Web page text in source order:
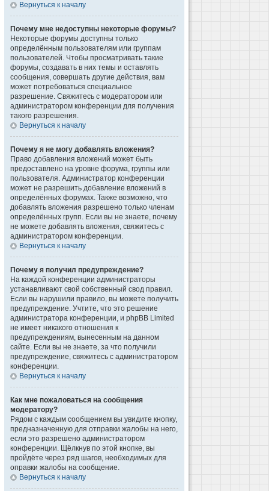
Вернуться к началу
Почему мне недоступны некоторые форумы?
Некоторые форумы доступны только
определённым пользователям или группам
пользователей. Чтобы просматривать такие
форумы, создавать в них темы и оставлять
сообщения, совершать другие действия, вам
может потребоваться специальное
разрешение. Свяжитесь с модератором или
администратором конференции для получения
такого разрешения.
Вернуться к началу
Почему я не могу добавлять вложения?
Право добавления вложений может быть
предоставлено на уровне форума, группы или
пользователя. Администратор конференции
может не разрешить добавление вложений в
определённых форумах. Также возможно, что
добавлять вложения разрешено только членам
определённых групп. Если вы не знаете, почему
не можете добавлять вложения, свяжитесь с
администратором конференции.
Вернуться к началу
Почему я получил предупреждение?
На каждой конференции администраторы
устанавливают свой собственный свод правил.
Если вы нарушили правило, вы можете получить
предупреждение. Учтите, что это решение
администратора конференции, и phpBB Limited
не имеет никакого отношения к
предупреждениям, вынесенным на данном
сайте. Если вы не знаете, за что получили
предупреждение, свяжитесь с администратором
конференции.
Вернуться к началу
Как мне пожаловаться на сообщения
модератору?
Рядом с каждым сообщением вы увидите кнопку,
предназначенную для отправки жалобы на него,
если это разрешено администратором
конференции. Щёлкнув по этой кнопке, вы
пройдёте через ряд шагов, необходимых для
оправки жалобы на сообщение.
Вернуться к началу